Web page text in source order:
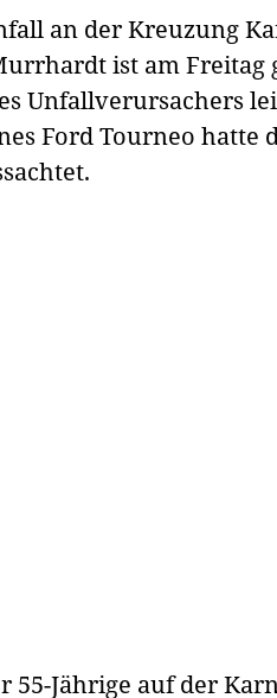
an der Kreuzung
ist am Freitag
Unfallverursachers
Ford Tourneo hatte
Jährige auf der